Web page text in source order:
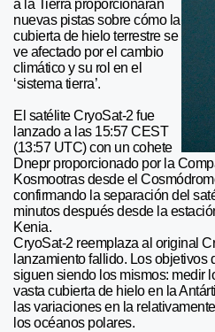
a la Tierra proporcionarán
nuevas pistas sobre cómo la
cubierta de hielo terrestre se
ve afectado por el cambio
climático y su rol en el
‘sistema tierra’.
El satélite CryoSat-2 fue
lanzado a las 15:57 CEST
(13:57 UTC) con un cohete
Dnepr proporcionado por la
Kosmootras desde el
confirmando la separación del
minutos después desde la
Kenia.
CryoSat-2 reemplaza al original
lanzamiento fallido. Los objetivos
siguen siendo los mismos: medir
vasta cubierta de hielo en la
las variaciones en la
los océanos polares.